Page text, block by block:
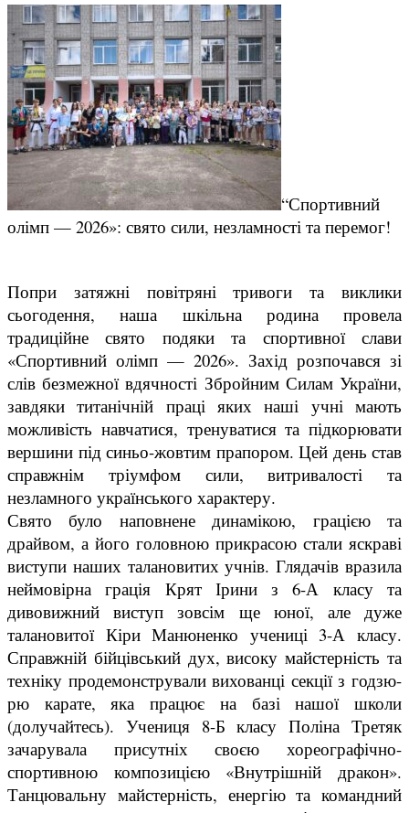
“Спортивний
олімп — 2026»: свято сили, незламності та перемог!
​Попри затяжні повітряні тривоги та виклики
сьогодення, наша шкільна родина провела
традиційне свято подяки та спортивної слави
«Спортивний олімп — 2026». Захід розпочався зі
слів безмежної вдячності Збройним Силам України,
завдяки титанічній праці яких наші учні мають
можливість навчатися, тренуватися та підкорювати
вершини під синьо-жовтим прапором. Цей день став
справжнім тріумфом сили, витривалості та
незламного українського характеру.
​Свято було наповнене динамікою, грацією та
драйвом, а його головною прикрасою стали яскраві
виступи наших талановитих учнів. Глядачів вразила
неймовірна грація Крят Ірини з 6-А класу та
дивовижний виступ зовсім ще юної, але дуже
талановитої Кіри Манюненко учениці 3-А класу.
Справжній бійцівський дух, високу майстерність та
техніку продемонстрували вихованці секції з годзю-
рю карате, яка працює на базі нашої школи
(долучайтесь). Учениця 8-Б класу Поліна Третяк
зачарувала присутніх своєю хореографічно-
спортивною композицією «Внутрішній дракон».
Танцювальну майстерність, енергію та командний